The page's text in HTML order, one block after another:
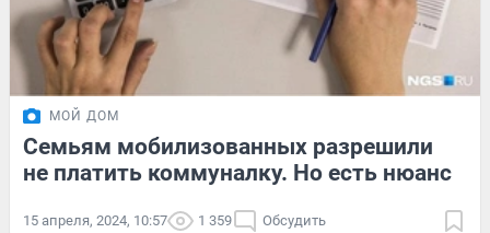
МОЙ ДОМ
Семьям мобилизованных разрешили
не платить коммуналку. Но есть нюанс
15 апреля, 2024, 10:57 1 359 Обсудить